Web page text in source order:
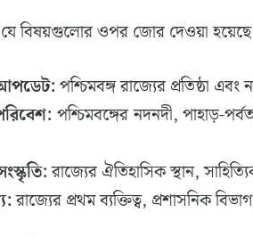
বিষয়গুলোর ওপর জোর দেওয়া
পশ্চিমবঙ্গ রাজ্যের প্রতিষ্ঠা
পশ্চিমবঙ্গের নদনদী, পাহাড়-
রাজ্যের ঐতিহাসিক স্থান,
রাজ্যের প্রথম ব্যক্তিত্ব, প্রশাসনিক